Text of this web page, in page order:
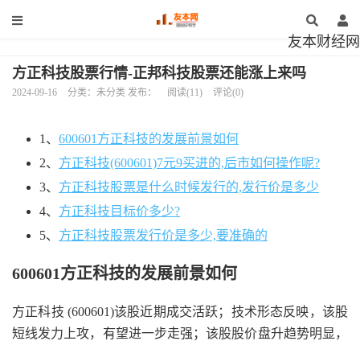
友本财经网
方正科技股票行情-正邦科技股票还能涨上来吗
2024-09-16 分类：未分类 发布： 阅读(11) 评论(0)
1、 600601方正科技的发展前景如何
2、 方正科技(600601)7元9买进的,后市如何操作呢?
3、 方正科技股票是什么时候发行的,发行价是多少
4、 方正科技目标价多少?
5、 方正科技股票发行价是多少,要准确的
600601方正科技的发展前景如何
方正科技 (600601)该股近期成交活跃；技术形态反映，该股
短线发力上攻，有望进一步走强；该股股价盘升趋势明显，